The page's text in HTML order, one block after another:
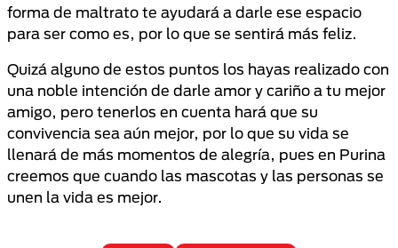
forma de maltrato te ayudará a darle ese espacio
para ser como es, por lo que se sentirá más feliz.
Quizá alguno de estos puntos los hayas realizado con
una noble intención de darle amor y cariño a tu mejor
amigo, pero tenerlos en cuenta hará que su
convivencia sea aún mejor, por lo que su vida se
llenará de más momentos de alegría, pues en Purina
creemos que cuando las mascotas y las personas se
unen la vida es mejor.